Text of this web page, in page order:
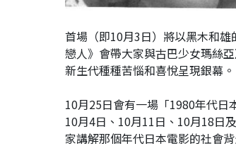
首場（即10月3日）將以黑木和
戀人》會帶大家與古巴少女瑪絲
新生代種種苦惱和喜悅呈現銀幕。
10月25日會有一場「1980年代日
10月4日、10月11日、10月18日
家講解那個年代日本電影的社會背